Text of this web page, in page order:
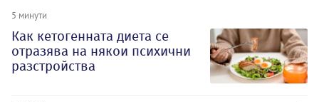
5 минути
Как кетогенната диета се
отразява на някои психични
разстройства